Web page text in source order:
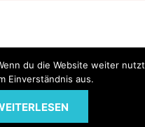
du die Website weiter
Einverständnis aus.